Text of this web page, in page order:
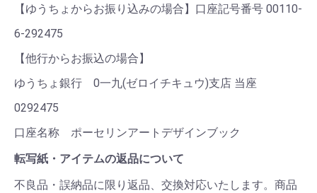
【ゆうちょからお振り込みの場合】口座記号番号 00110-
6-292475
【他行からお振込の場合】
ゆうちょ銀行 0一九(ゼロイチキュウ)支店 当座
0292475
口座名称 ポーセリンアートデザインブック
転写紙・アイテムの返品について
不良品・誤納品に限り返品、交換対応いたします。商品